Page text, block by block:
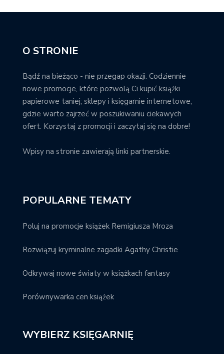
O STRONIE
Bądź na bieżąco - nie przegap okazji. Codziennie
nowe promocje, które pozwolą Ci kupić książki
papierowe taniej; sklepy i księgarnie internetowe,
gdzie warto zajrzeć w poszukiwaniu ciekawych
ofert. Korzystaj z promocji i zaczytaj się na dobre!
Wpisy na stronie zawierają linki partnerskie.
POPULARNE TEMATY
Poluj na promocje książek Remigiusza Mroza
Rozwiązuj kryminalne zagadki Agathy Christie
Odkrywaj nowe światy w książkach fantasy
Porównywarka cen książek
WYBIERZ KSIĘGARNIĘ